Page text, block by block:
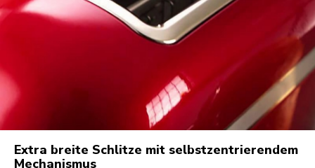
Extra breite Schlitze mit selbstzentrierendem
Mechanismus